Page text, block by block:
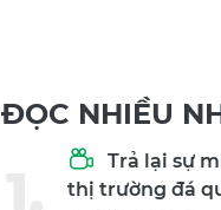
ĐỌC NHIỀU
Trả lại sự
thị trường đá